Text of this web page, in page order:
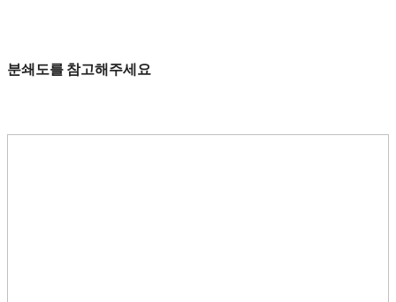
분쇄도를 참고해주세요